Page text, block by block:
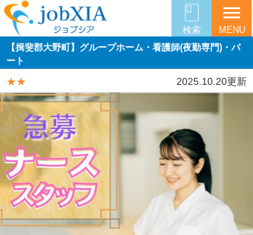
検索
menu
MENU
【揖斐郡大野町】グループホーム・看護師(夜勤専門)・パ
ート
★★ 2025.10.20更新